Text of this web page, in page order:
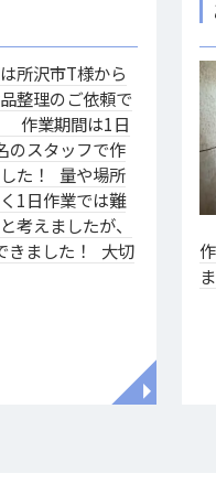
所沢市T様から
整理のご依頼で
作業期間は1日
のスタッフで作
た！ 量や場所
1日作業では難
考えましたが、
きました！ 大切
◥